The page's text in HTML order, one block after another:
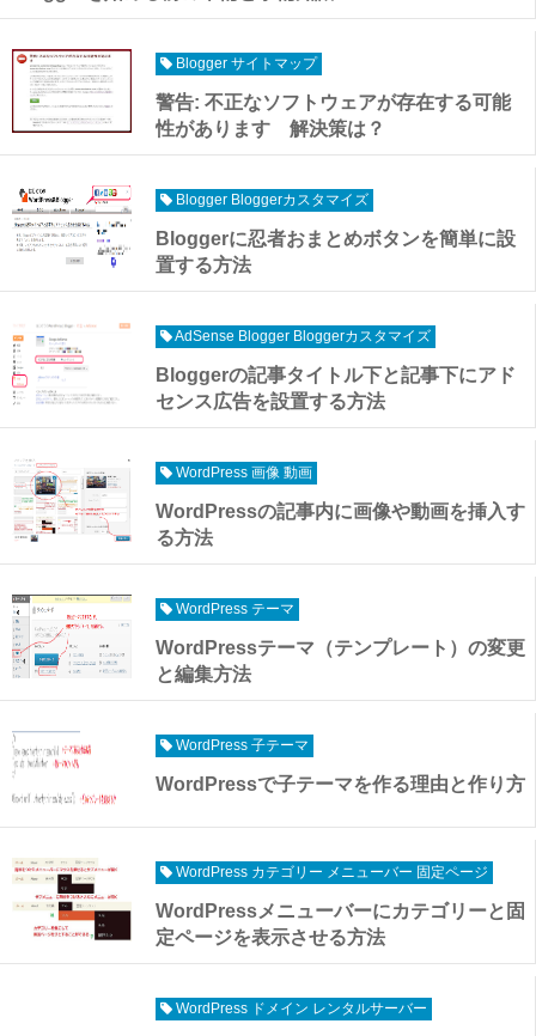
Blogger サイトマップ
警告: 不正なソフトウェアが存在する可能
性があります 解決策は？
Blogger Bloggerカスタマイズ
Bloggerに忍者おまとめボタンを簡単に設
置する方法
AdSense Blogger Bloggerカスタマイズ
Bloggerの記事タイトル下と記事下にアド
センス広告を設置する方法
WordPress 画像 動画
WordPressの記事内に画像や動画を挿入す
る方法
WordPress テーマ
WordPressテーマ（テンプレート）の変更
と編集方法
WordPress 子テーマ
WordPressで子テーマを作る理由と作り方
WordPress カテゴリー メニューバー 固定ページ
WordPressメニューバーにカテゴリーと固
定ページを表示させる方法
WordPress ドメイン レンタルサーバー